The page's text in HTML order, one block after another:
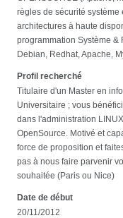
règles de sécurité
architectures à haute
programmation Système
Debian, Redhat, Apache,
Profil recherché
Titulaire d'un Master en
Universitaire ; vous
dans l'administration
OpenSource. Motivé et
force de proposition et
pas à nous faire parvenir
souhaitée (Paris ou Nice)
Date de début
20/11/2012